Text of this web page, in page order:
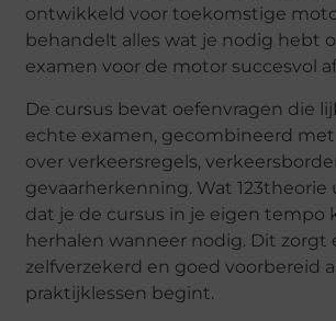
ontwikkeld voor toekomstige
behandelt alles wat je nodig hebt
examen voor de motor succesvol
De cursus bevat oefenvragen die
echte examen, gecombineerd
over verkeersregels,
gevaarherkenning. Wat 123theorie
dat je de cursus in je eigen tempo
herhalen wanneer nodig. Dit zorgt
zelfverzekerd en goed voorbereid
praktijklessen begint.